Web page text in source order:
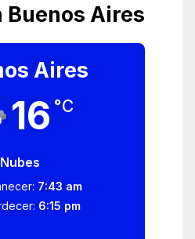
Buenos Aires
Aires
16 °C
Nubes
7:43 am
6:15 pm